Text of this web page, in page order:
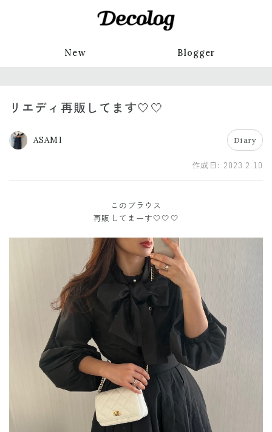
New Blogger
リエディ再販してます🤍🤍
ASAMI Diary
作成日: 2023.2.10
このブラウス
再販してまーす🤍🤍🤍